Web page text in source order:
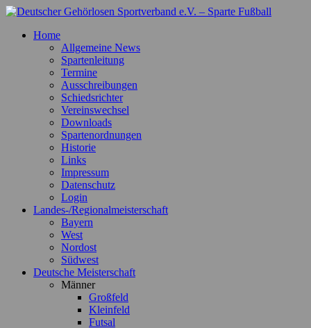
Zum
springen
Deutscher Gehörlosen Sportverband e.V. – Sparte Fußball
Offizielle Webseite der Sparte Fußball
Home
Allgemeine News
Spartenleitung
Termine
Ausschreibungen
Schiedsrichter
Vereinswechsel
Downloads
Spartenordnungen
Historie
Links
Impressum
Datenschutz
Login
Landes-/Regionalmeisterschaft
Bayern
West
Nordost
Südwest
Deutsche Meisterschaft
Männer
Großfeld
Kleinfeld
Futsal